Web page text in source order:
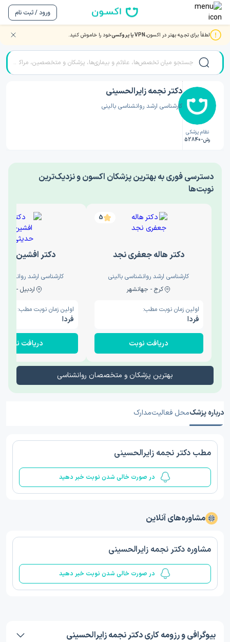
ورود / ثبت نام
لطفاً برای تجربه بهتر در اکسون،VPN یا پروکسی خود را خاموش کنید. صفحه اصلی/دکتر روانشناسی/دکتر نجمه زایرالحسینی
نظام پزشکی
رش-52840
دکتر نجمه زایرالحسینی
کارشناسی ارشد روانشناسی بالینی
‎دسترسی فوری به بهترین پزشکان اکسون و نزدیک‌ترین
نوبت‌ها
5
دکتر هاله جعفری نجد
کارشناسی ارشد روانشناسی بالینی
کرج - جهانشهر
اولین زمان نوبت مطب:
فردا
دریافت نوبت
دکتر افشین
کارشناسی ارشد
اردبیل - والی
اولین زمان نوبت مطب:
فردا
دریافت نوبت
بهترین پزشکان و متخصصان روانشناسی
درباره پزشکمحل فعالیتمدارک
مطب دکتر نجمه زایرالحسینی
در صورت خالی شدن نوبت خبر دهید
مشاوره‌های آنلاین
مشاوره دکتر نجمه زایرالحسینی
در صورت خالی شدن نوبت خبر دهید
بیوگرافی و رزومه کاری دکتر نجمه زایرالحسینی